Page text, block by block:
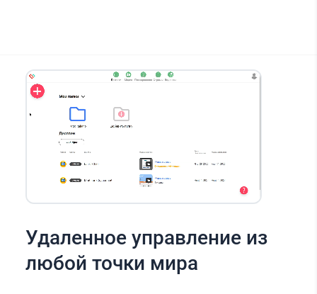
Удаленное управление из
любой точки мира